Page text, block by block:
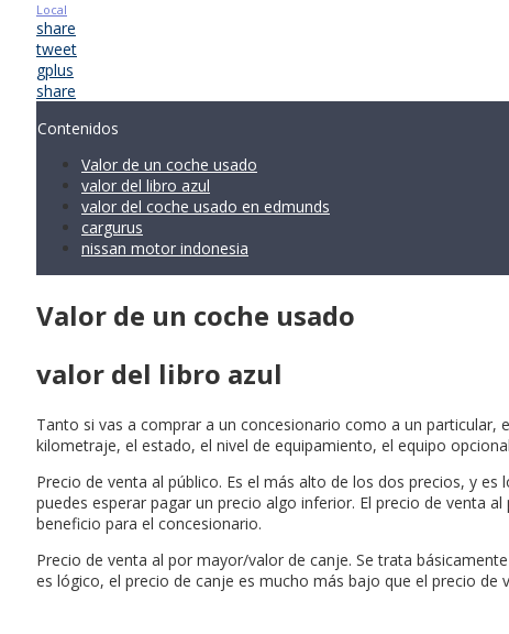
Local
share
tweet
gplus
share
Contenidos
Valor de un coche usado
valor del libro azul
valor del coche usado en edmunds
cargurus
nissan motor indonesia
Valor de un coche usado
valor del libro azul
Tanto si vas a comprar a un concesionario como a un
kilometraje, el estado, el nivel de equipamiento, el equipo
Precio de venta al público. Es el más alto de los dos precios, y
puedes esperar pagar un precio algo inferior. El precio de venta
beneficio para el concesionario.
Precio de venta al por mayor/valor de canje. Se trata
es lógico, el precio de canje es mucho más bajo que el precio